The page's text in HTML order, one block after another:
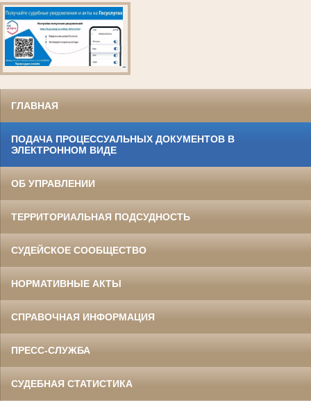
ГЛАВНАЯ
ПОДАЧА ПРОЦЕССУАЛЬНЫХ ДОКУМЕНТОВ В
ЭЛЕКТРОННОМ ВИДЕ
ОБ УПРАВЛЕНИИ
ТЕРРИТОРИАЛЬНАЯ ПОДСУДНОСТЬ
СУДЕЙСКОЕ СООБЩЕСТВО
НОРМАТИВНЫЕ АКТЫ
СПРАВОЧНАЯ ИНФОРМАЦИЯ
ПРЕСС-СЛУЖБА
СУДЕБНАЯ СТАТИСТИКА